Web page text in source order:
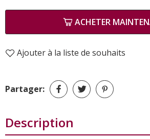
ACHETER
Ajouter à la liste de souhaits
Partager:
Description